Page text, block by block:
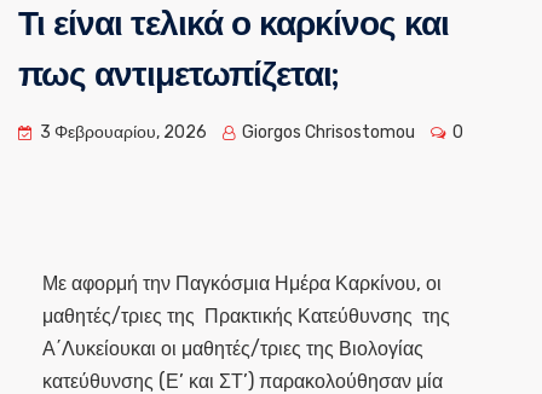
Τι είναι τελικά ο καρκίνος και
πως αντιμετωπίζεται;
3 Φεβρουαρίου, 2026 Giorgos Chrisostomou 0
Με αφορμή την Παγκόσμια Ημέρα Καρκίνου, οι
μαθητές/τριες της Πρακτικής Κατεύθυνσης της
Α΄Λυκείουκαι οι μαθητές/τριες της Βιολογίας
κατεύθυνσης (Ε’ και ΣΤ’) παρακολούθησαν μία